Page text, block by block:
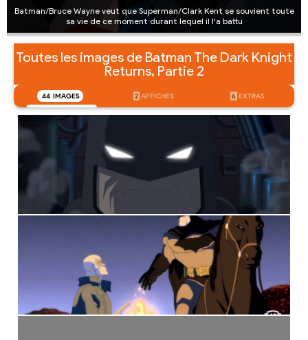
Batman/Bruce Wayne veut que Superman/Clark Kent se souvient toute
sa vie de ce moment durant lequel il l'a battu
Toutes les images de Batman The Dark Knight
Returns, Partie 2
44 IMAGES 2 AFFICHES 6 EXTRAS